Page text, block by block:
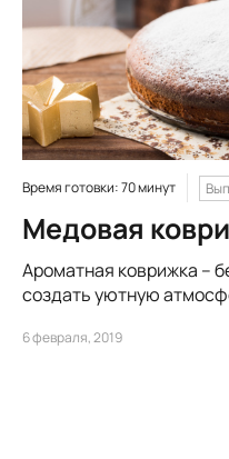
Время готовки: 70 минут
Медовая
Ароматная коврижка –
создать уютную
6 февраля, 2019